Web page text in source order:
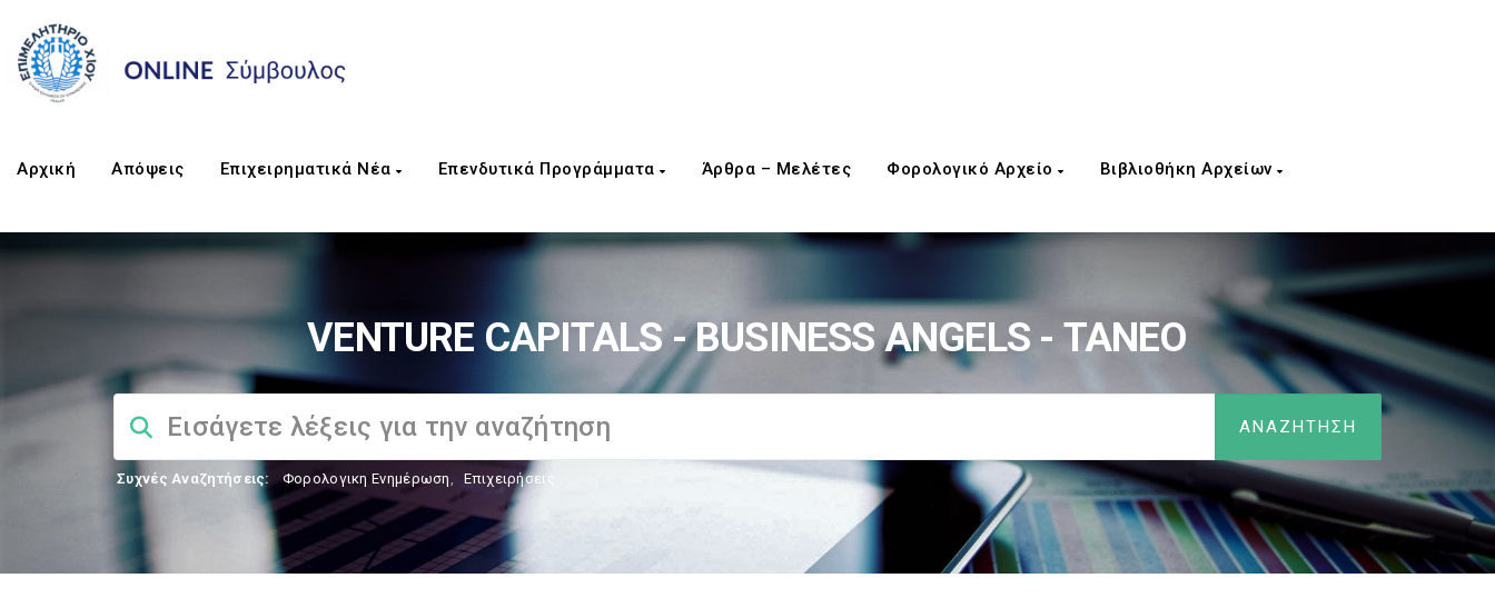
Αρχική Απόψεις Επιχειρηματικά Νέα Επενδυτικά Προγράμματα Άρθρα – Μελέτες Φορολογικό Αρχείο Βιβλιοθήκη Αρχείων
VENTURE CAPITALS - BUSINESS ANGELS - ΤΑΝΕΟ
Συχνές Αναζητήσεις: Φορολογικη Ενημέρωση, Επιχειρήσεις